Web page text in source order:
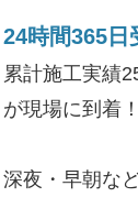
24時間365日
累計施工実績
が現場に到着
深夜・早朝な